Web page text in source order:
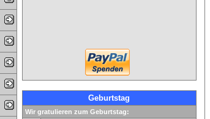
Geburtstag
Wir gratulieren zum Geburtstag: